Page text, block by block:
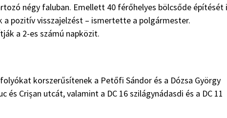
négy faluban. Emellett 40 férőhelyes bölcsőde építését
pozitív visszajelzést – ismertette a polgármester.
a 2-es számú napközit.
korszerűsítenek a Petőfi Sándor és a Dózsa György
Crișan utcát, valamint a DC 16 szilágynádasdi és a DC 11